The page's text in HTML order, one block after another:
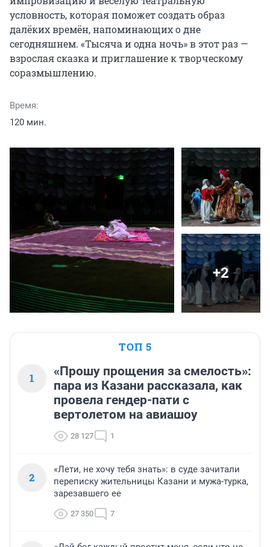
условность, которая поможет создать образ
далёких времён, напоминающих о дне
сегодняшнем. «Тысяча и одна ночь» в этот раз —
взрослая сказка и приглашение к творческому
соразмышлению.
Время:
120 мин.
+2
ТОП 5
1
«Прошу прощения за смелость»:
пара из Казани рассказала, как
провела гендер-пати с
вертолетом на авиашоу
28 127 1
2
«Лети, не хочу тебя знать»: в суде зачитали
переписку жительницы Казани и мужа-турка,
зарезавшего ее
27 350 7